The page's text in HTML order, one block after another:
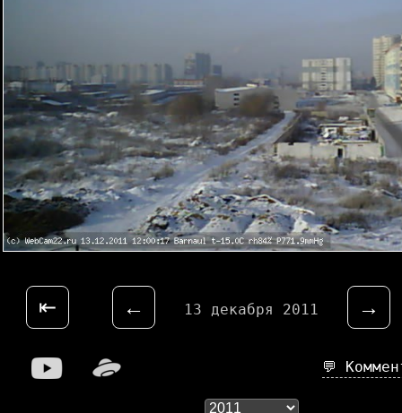
⇤ ← 13 декабря 2011 →
💬